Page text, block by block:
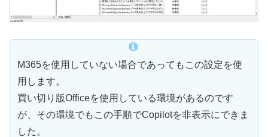
M365を使用していない場合であってもこの設定を使
用します。
買い切り版Officeを使用している環境があるのです
が、その環境でもこの手順でCopilotを非表示にできま
した。